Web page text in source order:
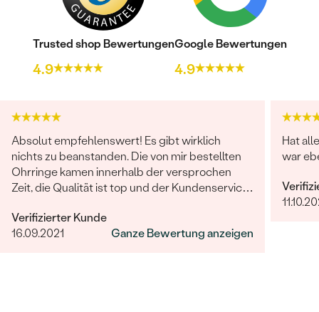
Trusted shop Bewertungen
4.9
Google Bewertungen
4.9
Absolut empfehlenswert! Es gibt wirklich
nichts zu beanstanden. Die von mir bestellten
Ohrringe kamen innerhalb der versprochen
Zeit, die Qualität ist top und der Kundenservice
Verifizierter Kunde
16.09.2021
Ganze Bewertung anzeigen
Hat
war